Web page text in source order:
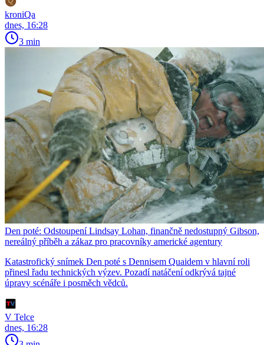
kroniQa
dnes, 16:28
3 min
Den poté: Odstoupení Lindsay Lohan, finančně nedostupný Gibson,
nereálný příběh a zákaz pro pracovníky americké agentury
Katastrofický snímek Den poté s Dennisem Quaidem v hlavní roli
přinesl řadu technických výzev. Pozadí natáčení odkrývá tajné
úpravy scénáře i posměch vědců.
V Telce
dnes, 16:28